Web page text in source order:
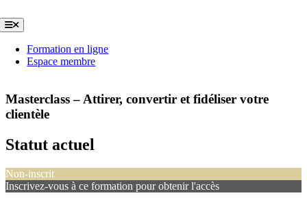
au
contenu
Toggle
Navigation
Formation en ligne
Espace membre
Masterclass – Attirer, convertir et fidéliser votre
clientèle
Statut actuel
Non-inscrit
Inscrivez-vous à ce formation pour obtenir l'accès